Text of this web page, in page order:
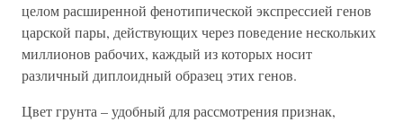
целом расширенной фенотипической экспрессией генов
царской пары, действующих через поведение нескольких
миллионов рабочих, каждый из которых носит
различный диплоидный образец этих генов.
Цвет грунта – удобный для рассмотрения признак,